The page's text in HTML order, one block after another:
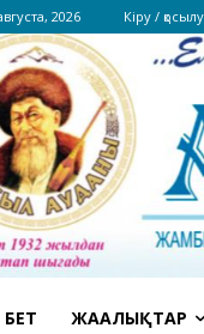
2026 Кіру / қосылу
ЖАҢАЛЫҚТАР